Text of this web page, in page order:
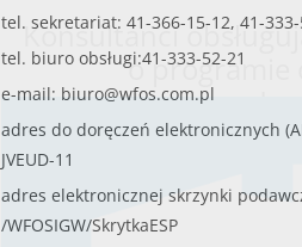
Konsultanci
o programie
w
tel. sekretariat: 41-366-15-12, 41-
tel. biuro obsługi:41-333-52-21
e-mail: biuro@wfos.com.pl
adres do doręczeń elektronicznych
JVEUD-11
adres elektronicznej skrzynki
/WFOSIGW/SkrytkaESP